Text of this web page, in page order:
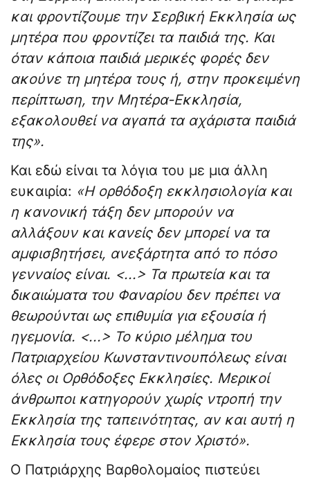
και φροντίζουμε την Σερβική Εκκλησία ως
μητέρα που φροντίζει τα παιδιά της. Και
όταν κάποια παιδιά μερικές φορές δεν
ακούνε τη μητέρα τους ή, στην προκειμένη
περίπτωση, την Μητέρα-Εκκλησία,
εξακολουθεί να αγαπά τα αχάριστα παιδιά
της».
Και εδώ είναι τα λόγια του με μια άλλη
ευκαιρία: «Η ορθόδοξη εκκλησιολογία και
η κανονική τάξη δεν μπορούν να
αλλάξουν και κανείς δεν μπορεί να τα
αμφισβητήσει, ανεξάρτητα από το πόσο
γενναίος είναι. <...> Τα πρωτεία και τα
δικαιώματα του Φαναρίου δεν πρέπει να
θεωρούνται ως επιθυμία για εξουσία ή
ηγεμονία. <...> Το κύριο μέλημα του
Πατριαρχείου Κωνσταντινουπόλεως είναι
όλες οι Ορθόδοξες Εκκλησίες. Μερικοί
άνθρωποι κατηγορούν χωρίς ντροπή την
Εκκλησία της ταπεινότητας, αν και αυτή η
Εκκλησία τους έφερε στον Χριστό».
Ο Πατριάρχης Βαρθολομαίος πιστεύει